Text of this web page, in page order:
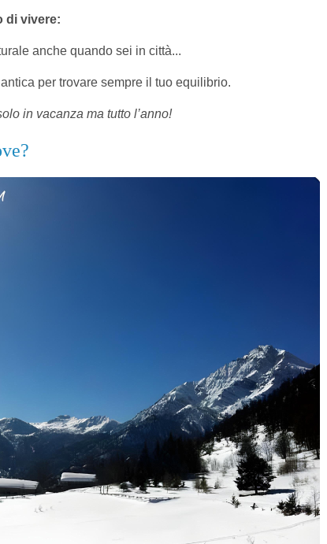
di vivere:
anche quando sei in città...
per trovare sempre il tuo equilibrio.
in vacanza ma tutto l’anno!